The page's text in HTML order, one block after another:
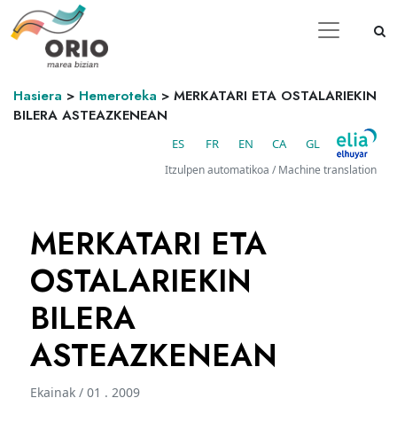
Hasiera > Hemeroteka > MERKATARI ETA OSTALARIEKIN
BILERA ASTEAZKENEAN
ES FR EN CA GL
Itzulpen automatikoa / Machine translation
MERKATARI ETA
OSTALARIEKIN
BILERA
ASTEAZKENEAN
Ekainak / 01 . 2009